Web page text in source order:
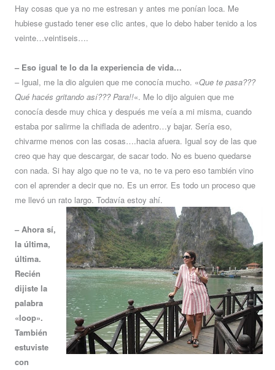
Hay cosas que ya no me estresan y antes me ponían loca. Me
hubiese gustado tener ese clic antes, que lo debo haber tenido a los
veinte…veintiseis….
– Eso igual te lo da la experiencia de vida…
– Igual, me la dio alguien que me conocía mucho. «Que te pasa???
Qué hacés gritando así??? Para!!«. Me lo dijo alguien que me
conocía desde muy chica y después me veía a mi misma, cuando
estaba por salirme la chiflada de adentro…y bajar. Sería eso,
chivarme menos con las cosas….hacia afuera. Igual soy de las que
creo que hay que descargar, de sacar todo. No es bueno quedarse
con nada. Si hay algo que no te va, no te va pero eso también vino
con el aprender a decir que no. Es un error. Es todo un proceso que
me llevó un rato largo. Todavía estoy ahí.
– Ahora sí,
la última,
última.
Recién
dijiste la
palabra
«loop».
También
estuviste
con